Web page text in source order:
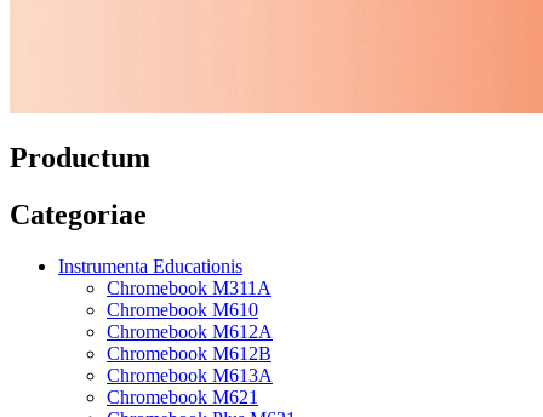
Productum
Categoriae
Instrumenta Educationis
Chromebook M311A
Chromebook M610
Chromebook M612A
Chromebook M612B
Chromebook M613A
Chromebook M621